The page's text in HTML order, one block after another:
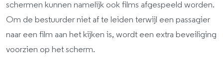
schermen kunnen namelijk ook films afgespeeld worden.
Om de bestuurder niet af te leiden terwijl een passagier
naar een film aan het kijken is, wordt een extra beveiliging
voorzien op het scherm.